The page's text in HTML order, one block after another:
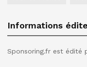
Informations
Sponsoring.fr est édité